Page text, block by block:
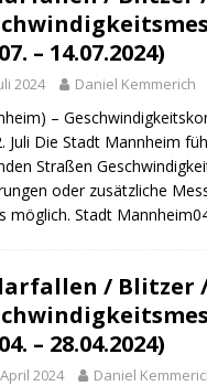
– 14.07.2024)
2024 Daniel Kemmerich
–
Juli Die Stadt Mannheim
Straßen
oder zusätzliche
möglich. Stadt
/ Blitzer
– 28.04.2024)
2024 Daniel